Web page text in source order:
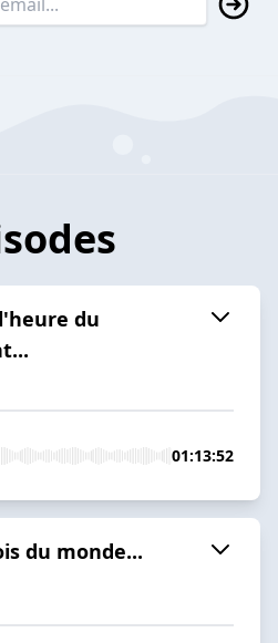
du
01:13:52
du monde...